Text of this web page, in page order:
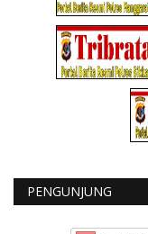
PENGUNJUNG